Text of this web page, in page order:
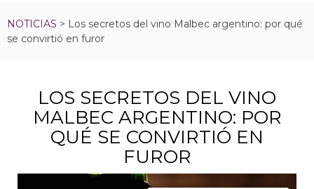
NOTICIAS > Los secretos del vino Malbec argentino: por qué
se convirtió en furor
LOS SECRETOS DEL VINO
MALBEC ARGENTINO: POR
QUÉ SE CONVIRTIÓ EN
FUROR